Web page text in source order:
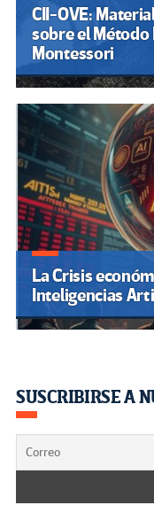
CII-OVE:
sobre el Método
Montessori
La Crisis
Inteligencias
SUSCRIBIRSE A